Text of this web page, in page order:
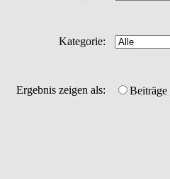
Kategorie:
Ergebnis zeigen als: Beiträge